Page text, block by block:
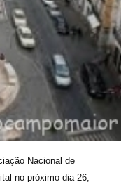
Nacional de
no próximo dia 26,